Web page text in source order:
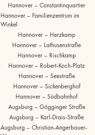
Hannover – Constantinquartier
Hannover – Familienzentrum im
Winkel
Hannover – Herzkamp
Hannover – Lathusenstraße
Hannover – Rischkamp
Hannover – Robert-Koch-Platz
Hannover – Seestraße
Hannover – Sickenberghof
Hannover – Südbahnhof
Augsburg – Gögginger Straße
Augsburg – Karl-Drais-Straße
Augsburg – Christian-Angerbauer-